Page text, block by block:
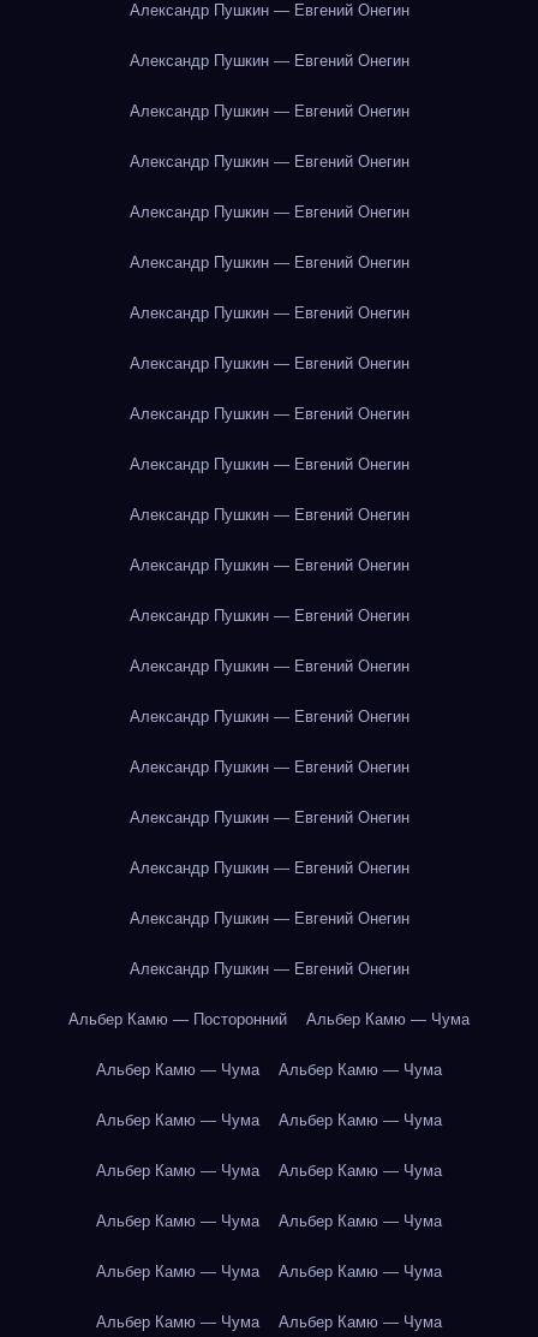
Александр Пушкин — Евгений Онегин
Александр Пушкин — Евгений Онегин
Александр Пушкин — Евгений Онегин
Александр Пушкин — Евгений Онегин
Александр Пушкин — Евгений Онегин
Александр Пушкин — Евгений Онегин
Александр Пушкин — Евгений Онегин
Александр Пушкин — Евгений Онегин
Александр Пушкин — Евгений Онегин
Александр Пушкин — Евгений Онегин
Александр Пушкин — Евгений Онегин
Александр Пушкин — Евгений Онегин
Александр Пушкин — Евгений Онегин
Александр Пушкин — Евгений Онегин
Александр Пушкин — Евгений Онегин
Александр Пушкин — Евгений Онегин
Александр Пушкин — Евгений Онегин
Александр Пушкин — Евгений Онегин
Александр Пушкин — Евгений Онегин
Александр Пушкин — Евгений Онегин
Альбер Камю — Посторонний Альбер Камю — Чума
Альбер Камю — Чума Альбер Камю — Чума
Альбер Камю — Чума Альбер Камю — Чума
Альбер Камю — Чума Альбер Камю — Чума
Альбер Камю — Чума Альбер Камю — Чума
Альбер Камю — Чума Альбер Камю — Чума
Альбер Камю — Чума Альбер Камю — Чума